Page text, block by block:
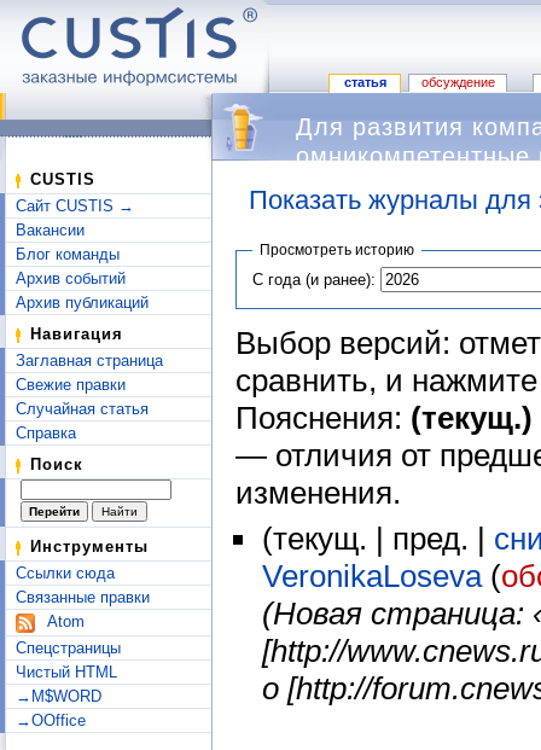
статья обсуждение
CUSTIS
Сайт CUSTIS →
Вакансии
Блог команды
Архив событий
Архив публикаций
Навигация
Заглавная страница
Свежие правки
Случайная статья
Справка
Поиск
Инструменты
Ссылки сюда
Связанные правки
Atom
Спецстраницы
Чистый HTML
→M$WORD
→OOffice
Для развития
Показать журналы для
Просмотреть историю
С года (и ранее):
Выбор версий:
сравнить, и
Пояснения: (текущ.)
— отличия от
изменения.
(текущ. | пред. |
VeronikaLoseva (
(Новая страница:
[http://
о [http://